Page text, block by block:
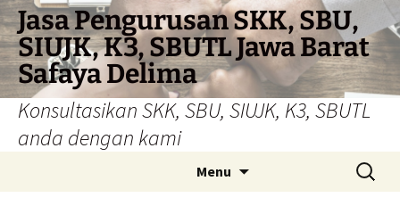
Skip
to
content
Jasa Pengurusan SKK, SBU,
SIUJK, K3, SBUTL Jawa Barat
Safaya Delima
Konsultasikan SKK, SBU, SIUJK, K3, SBUTL
anda dengan kami
Menu
Search
for: